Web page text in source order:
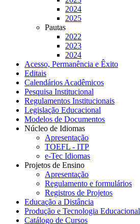
2024
2025
Pautas
2022
2023
2024
Acesso, Permanência e Êxito
Editais
Calendários Acadêmicos
Pesquisa Institucional
Regulamentos Institucionais
Legislação Educacional
Modelos de Documentos
Núcleo de Idiomas
Apresentação
TOEFL - ITP
e-Tec Idiomas
Projetos de Ensino
Apresentação
Regulamento e formulários
Registros de Projetos
Educação a Distância
Produção e Tecnologia Educacional
Catálogo de Cursos